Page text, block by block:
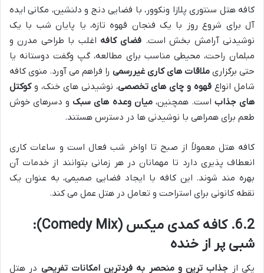
کافه هتل سنتوری پلازا ونکوور، با فضایی دنج و دلنشین، مکانی ایده
آل برای شروع روز با یک فنجان قهوه تازه، یا پایان شب با یک
نوشیدنی آرامش بخش است. فضای کافه اغلب با طراحی مدرن و
مبلمان راحت، محیطی مناسب برای مطالعه، گپ وگفت دوستانه یا
حتی برگزاری ملاقات های کاری غیررسمی را فراهم می آورد. منوی کافه
شامل انواع قهوه و چای های تخصصی، نوشیدنی های خنک، وکوکتل
های جذاب است. همچنین،میان وعده های سبک و دسرهای خوش
طعم برای همراهی با نوشیدنی ها در دسترس هستند.
کافه هتل معمولاً از صبح تا اواخر شب فعال است و ساعات کاری
انعطاف پذیری دارد تا مهمانان در هر زمانی بتوانند از خدمات آن
بهره مند شوند. این کافه با ایجاد فضایی صمیمی، به عنوان یک
نقطه کانونی برای استراحت و تعامل در هتل عمل می کند.
6.2. کافه کمدی میکس (Comedy Mix):
شبی پر از خنده
یکی از جذاب ترین و منحصر به فردترین امکانات تفریحی در هتل